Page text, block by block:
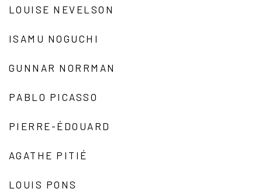
LOUISE NEVELSON
ISAMU NOGUCHI
GUNNAR NORRMAN
PABLO PICASSO
PIERRE-ÉDOUARD
AGATHE PITIÉ
LOUIS PONS